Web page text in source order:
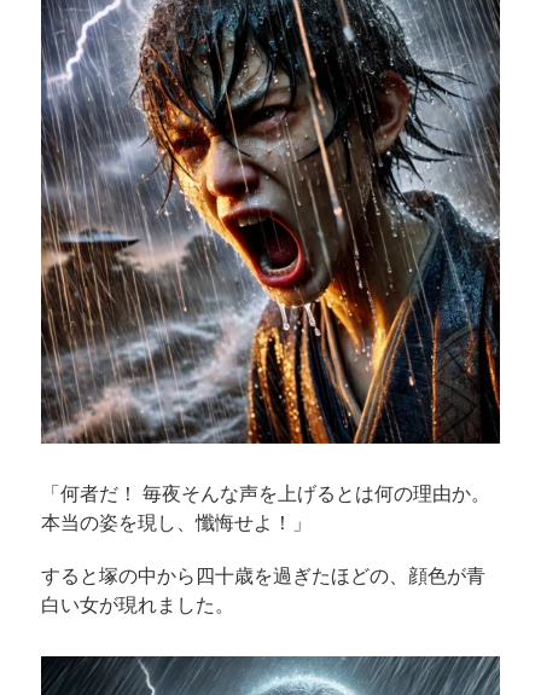
「何者だ！ 毎夜そんな声を上げるとは何の理由か。
本当の姿を現し、懺悔せよ！」
すると塚の中から四十歳を過ぎたほどの、顔色が青
白い女が現れました。